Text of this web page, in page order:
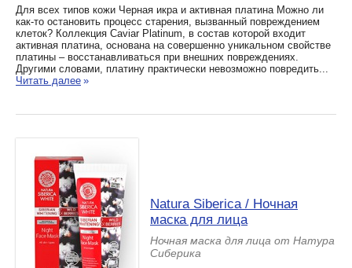
Для всех типов кожи Черная икра и активная платина Можно ли
как-то остановить процесс старения, вызванный повреждением
клеток? Коллекция Caviar Platinum, в состав которой входит
активная платина, основана на совершенно уникальном свойстве
платины – восстанавливаться при внешних повреждениях.
Другими словами, платину практически невозможно повредить...
Читать далее »
Natura Siberica / Ночная
маска для лица
Ночная маска для лица от Натура
Сиберика